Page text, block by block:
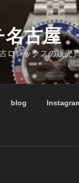
名古屋
ロレックスの販売
blog